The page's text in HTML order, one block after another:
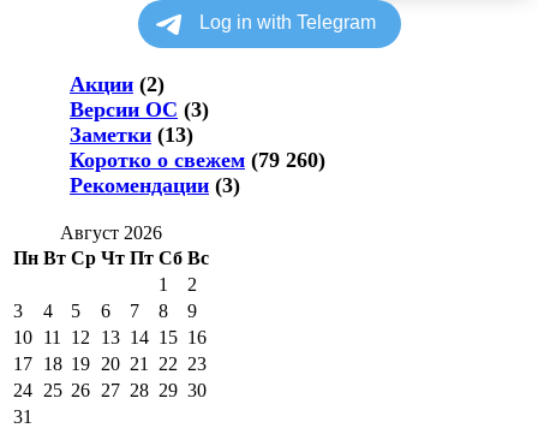
Акции (2)
Версии ОС (3)
Заметки (13)
Коротко о свежем (79 260)
Рекомендации (3)
Август 2026
Пн Вт Ср Чт Пт Сб Вс
1
2
3
4 5 6 7 8
9
10 11 12 13 14 15 16
17 18 19 20 21 22 23
24 25 26 27 28 29 30
31